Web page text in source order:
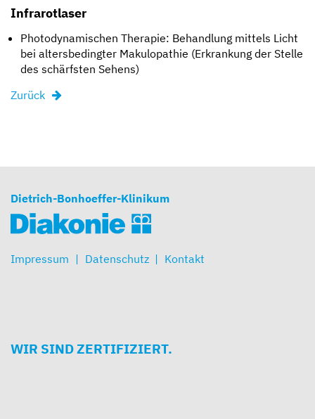
Infrarotlaser
Photodynamischen Therapie: Behandlung mittels Licht
bei altersbedingter Makulopathie (Erkrankung der Stelle
des schärfsten Sehens)
Zurück
Dietrich-Bonhoeffer-Klinikum
Impressum Datenschutz Kontakt
WIR SIND ZERTIFIZIERT.